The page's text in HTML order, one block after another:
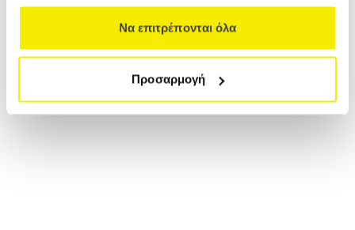
Να επιτρέπονται όλα
Προσαρμογή